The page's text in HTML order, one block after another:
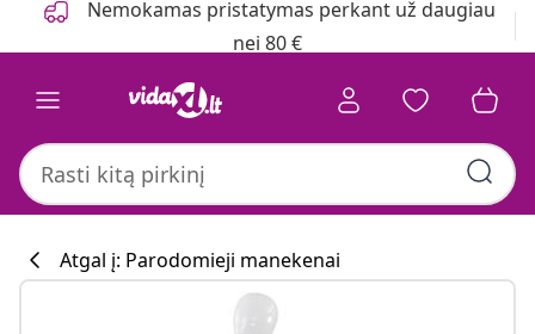
Nemokamas pristatymas perkant už daugiau
nei 80 €
Atgal į: Parodomieji manekenai